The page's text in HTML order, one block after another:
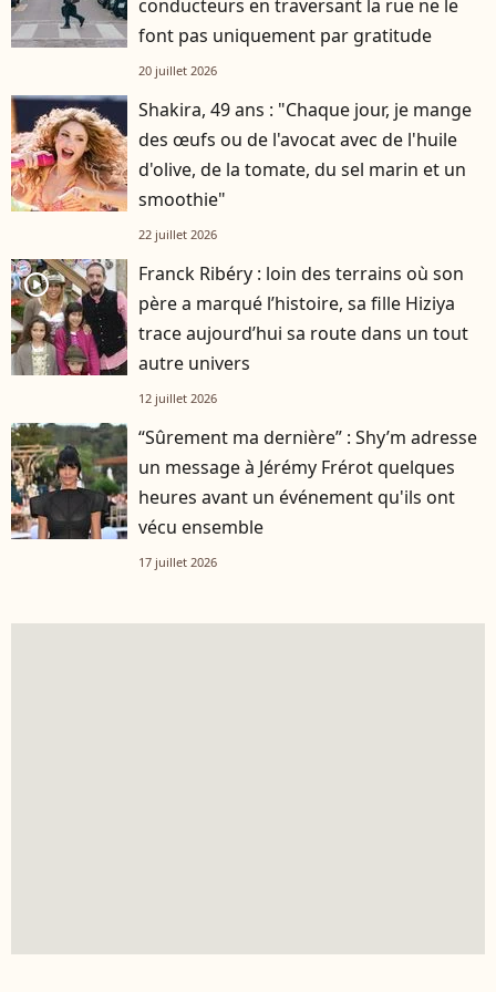
conducteurs en traversant la rue ne le
font pas uniquement par gratitude
20 juillet 2026
Shakira, 49 ans : "Chaque jour, je mange
des œufs ou de l'avocat avec de l'huile
d'olive, de la tomate, du sel marin et un
smoothie"
22 juillet 2026
player2
Franck Ribéry : loin des terrains où son
père a marqué l’histoire, sa fille Hiziya
trace aujourd’hui sa route dans un tout
autre univers
12 juillet 2026
“Sûrement ma dernière” : Shy’m adresse
un message à Jérémy Frérot quelques
heures avant un événement qu'ils ont
vécu ensemble
17 juillet 2026